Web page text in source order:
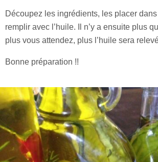
Découpez les ingrédients, les placer
remplir avec l’huile. Il n’y a ensuite plus
plus vous attendez, plus l’huile sera
Bonne préparation !!